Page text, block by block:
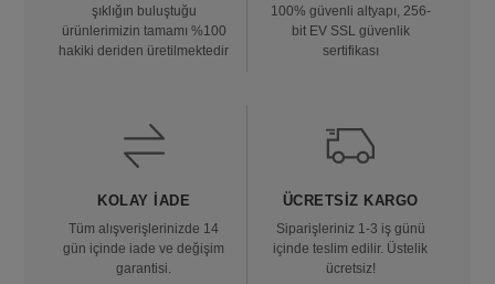
şıklığın buluştuğu
ürünlerimizin tamamı %100
hakiki deriden üretilmektedir
100% güvenli altyapı, 256-
bit EV SSL güvenlik
sertifikası
KOLAY İADE
Tüm alışverişlerinizde 14
gün içinde iade ve değişim
garantisi.
ÜCRETSIZ KARGO
Siparişleriniz 1-3 iş günü
içinde teslim edilir. Üstelik
ücretsiz!